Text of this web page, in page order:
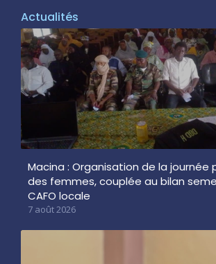
Actualités
Macina : Organisation de la journée
des femmes, couplée au bilan
CAFO locale
7 août 2026